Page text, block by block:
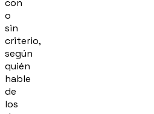
con
o
sin
criterio,
según
quién
hable
de
los